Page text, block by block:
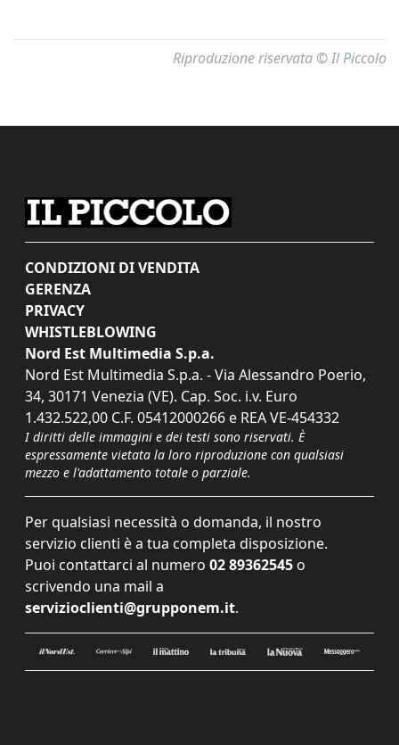
Riproduzione riservata © Il Piccolo
CONDIZIONI DI VENDITA
GERENZA
PRIVACY
WHISTLEBLOWING
Nord Est Multimedia S.p.a.
Nord Est Multimedia S.p.a. - Via Alessandro Poerio,
34, 30171 Venezia (VE). Cap. Soc. i.v. Euro
1.432.522,00 C.F. 05412000266 e REA VE-454332
I diritti delle immagini e dei testi sono riservati. È
espressamente vietata la loro riproduzione con qualsiasi
mezzo e l'adattamento totale o parziale.
Per qualsiasi necessità o domanda, il nostro
servizio clienti è a tua completa disposizione.
Puoi contattarci al numero 02 89362545 o
scrivendo una mail a
servizioclienti@grupponem.it.